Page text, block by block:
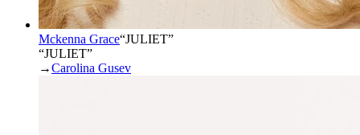
Mckenna Grace“JULIET”
“JULIET”
→Carolina Gusev